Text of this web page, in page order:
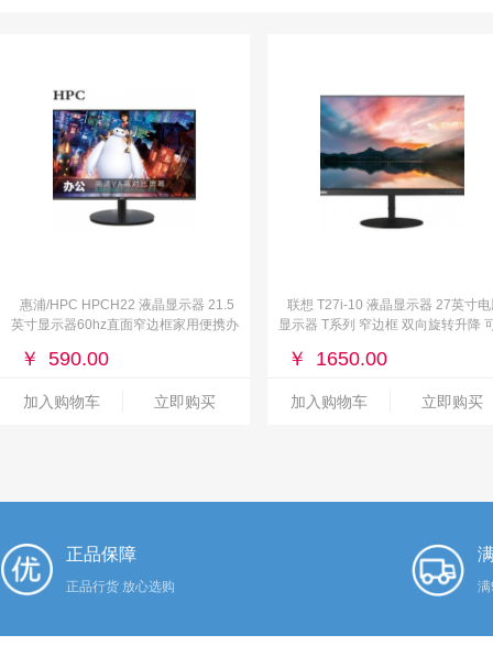
惠浦/HPC HPCH22 液晶显示器 21.5
英寸显示器60hz直面窄边框家用便携办
黑色
￥ 590.00
加入购物车 立即购买
联想 T27i-10 液晶显示器 27英寸
显示器 T系列 窄边框 双向旋转升降
￥ 1650.00
加入购物车 立即购买
正品保障
正品行货 放心选购